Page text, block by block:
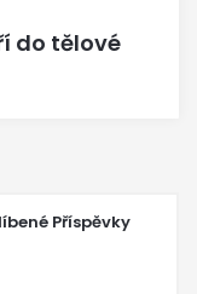
do tělové
Příspěvky